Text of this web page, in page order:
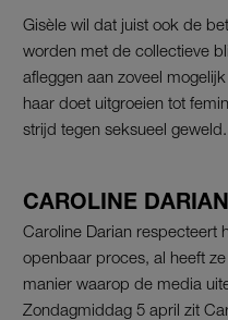
Gisèle wil dat juist ook de
worden met de collectieve
afleggen aan zoveel
haar doet uitgroeien tot
strijd tegen seksueel geweld.
CAROLINE DARIAN
Caroline Darian respecteert
openbaar proces, al heeft
manier waarop de media
Zondagmiddag 5 april zit